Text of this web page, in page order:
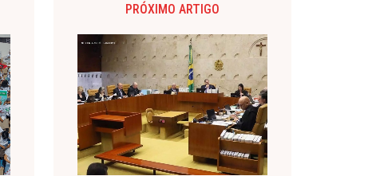
PRÓXIMO ARTIGO